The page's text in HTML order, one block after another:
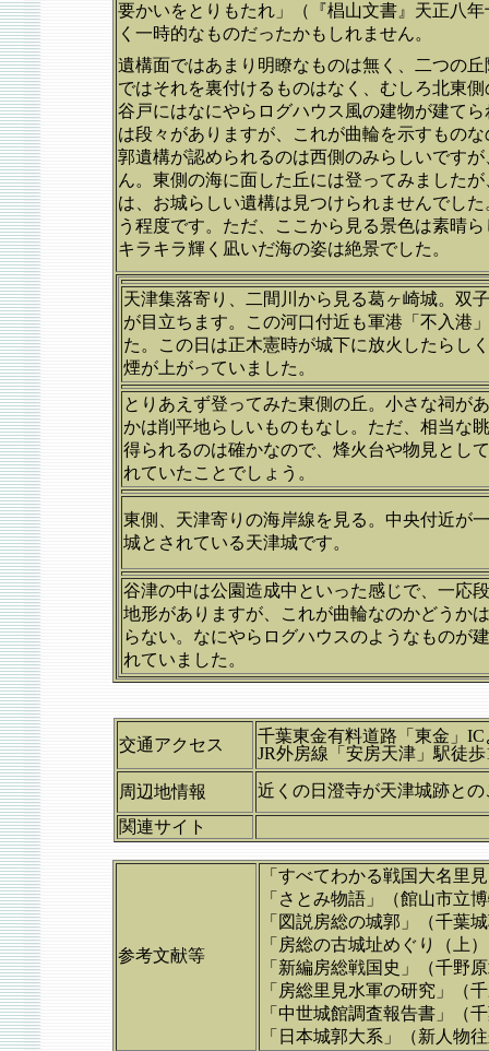
要かいをとりもたれ」（『椙山文書』天正八
く一時的なものだったかもしれません。
遺構面ではあまり明瞭なものは無く、二つの
ではそれを裏付けるものはなく、むしろ北東
谷戸にはなにやらログハウス風の建物が建て
は段々がありますが、これが曲輪を示すもの
郭遺構が認められるのは西側のみらしいです
ん。東側の海に面した丘には登ってみました
は、お城らしい遺構は見つけられませんでし
う程度です。ただ、ここから見る景色は素晴
キラキラ輝く凪いだ海の姿は絶景でした。
天津集落寄り、二間川から見る葛ヶ崎城。双
が目立ちます。この河口付近も軍港「不入港
た。この日は正木憲時が城下に放火したらし
煙が上がっていました。
とりあえず登ってみた東側の丘。小さな祠が
かは削平地らしいものもなし。ただ、相当な
得られるのは確かなので、烽火台や物見とし
れていたことでしょう。
東側、天津寄りの海岸線を見る。中央付近が
城とされている天津城です。
谷津の中は公園造成中といった感じで、一応
地形がありますが、これが曲輪なのかどうか
らない。なにやらログハウスのようなものが
れていました。
交通アクセス
千葉東金有料道路「東金」IC
JR外房線「安房天津」駅徒歩
周辺地情報
近くの日澄寺が天津城跡と
関連サイト
参考文献等
「すべてわかる戦国大名
「さとみ物語」（館山市立
「図説房総の城郭」（千葉
「房総の古城址めぐり（上
「新編房総戦国史」（千野
「房総里見水軍の研究」（
「中世城館調査報告書」（
「日本城郭大系」（新人物